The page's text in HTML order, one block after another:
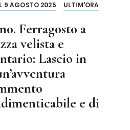
9 AGOSTO 2025 ULTIM'ORA
Ferragosto a
velista e
Lascio in
e di